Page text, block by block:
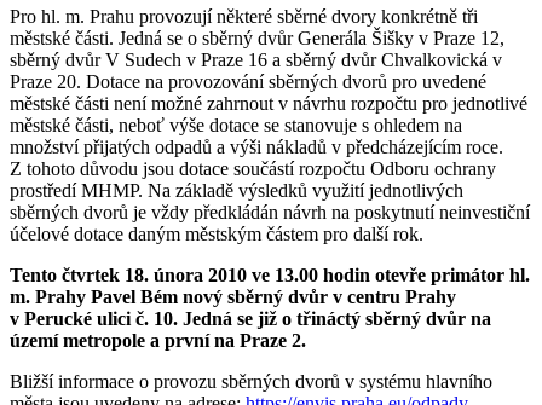
Pro hl. m. Prahu provozují některé sběrné dvory konkrétně tři
městské části. Jedná se o sběrný dvůr Generála Šišky v Praze 12,
sběrný dvůr V Sudech v Praze 16 a sběrný dvůr Chvalkovická v
Praze 20. Dotace na provozování sběrných dvorů pro uvedené
městské části není možné zahrnout v návrhu rozpočtu pro jednotlivé
městské části, neboť výše dotace se stanovuje s ohledem na
množství přijatých odpadů a výši nákladů v předcházejícím roce.
Z tohoto důvodu jsou dotace součástí rozpočtu Odboru ochrany
prostředí MHMP. Na základě výsledků využití jednotlivých
sběrných dvorů je vždy předkládán návrh na poskytnutí neinvestiční
účelové dotace daným městským částem pro další rok.
Tento čtvrtek 18. února 2010 ve 13.00 hodin otevře primátor hl.
m. Prahy Pavel Bém nový sběrný dvůr v centru Prahy
v Perucké ulici č. 10. Jedná se již o třináctý sběrný dvůr na
území metropole a první na Praze 2.
Bližší informace o provozu sběrných dvorů v systému hlavního